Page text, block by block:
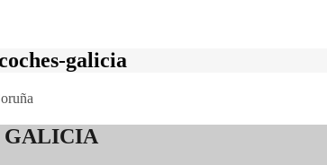
galicia
GALICIA